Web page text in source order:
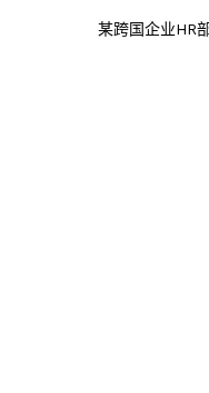
某跨国企业HR部